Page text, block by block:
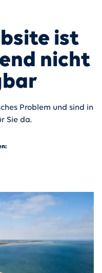
ist
nicht
Problem und sind in
Sie da.